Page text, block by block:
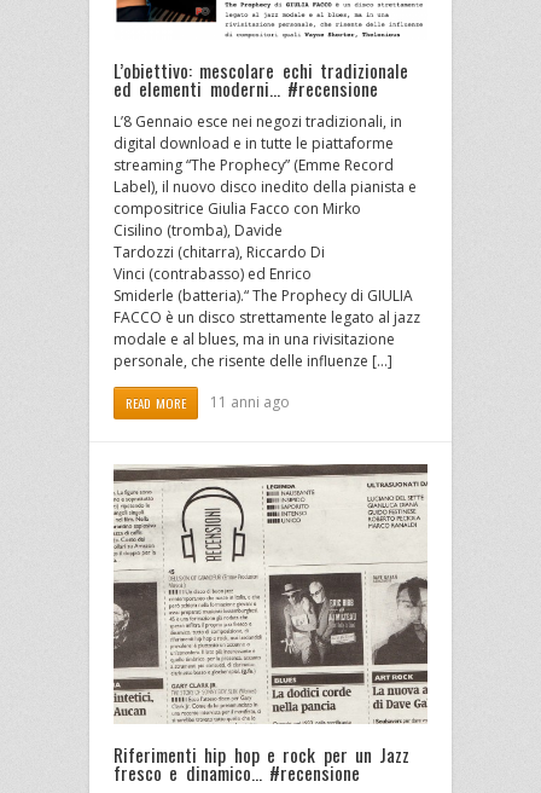
L’obiettivo: mescolare echi tradizionale
ed elementi moderni… #recensione
L’8 Gennaio esce nei negozi tradizionali, in
digital download e in tutte le piattaforme
streaming “The Prophecy” (Emme Record
Label), il nuovo disco inedito della pianista e
compositrice Giulia Facco con Mirko
Cisilino (tromba), Davide
Tardozzi (chitarra), Riccardo Di
Vinci (contrabasso) ed Enrico
Smiderle (batteria).“ The Prophecy di GIULIA
FACCO è un disco strettamente legato al jazz
modale e al blues, ma in una rivisitazione
personale, che risente delle influenze […]
READ MORE 11 anni ago
Riferimenti hip hop e rock per un Jazz
fresco e dinamico… #recensione